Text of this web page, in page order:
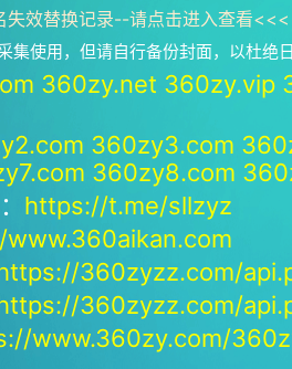
失效替换记录--请点击进入查看<<<
集使用，但请自行备份封面，以杜绝
360zy.net 360zy.vip
360zy3.com
360zy8.com
https://t.me/sllzyz
360zyzz.com/
360zyzz.com/
www.360zy.com/